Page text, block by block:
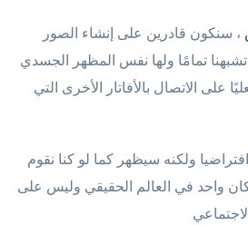
، سنكون قادرين على إنشاء الصور
تشبهنا تمامًا ولها نفس المظهر الجسدي
على الاتصال بالأفاتار الأخرى التي
ولكنه سيظهر كما لو كنا نقوم
واحد في العالم الحقيقي وليس على